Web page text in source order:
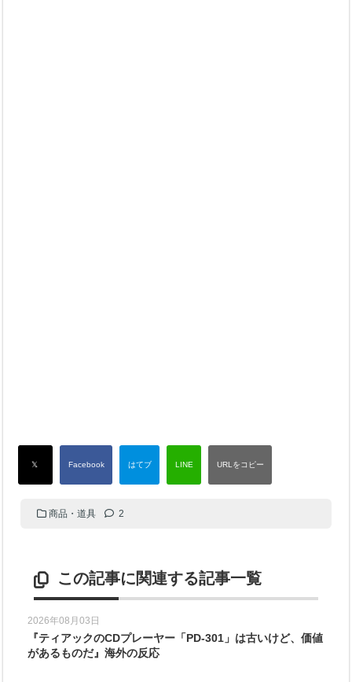
商品・道具 2
この記事に関連する記事一覧
2026年08月03日
『ティアックのCDプレーヤー「PD-301」は古いけど、価値
があるものだ』海外の反応